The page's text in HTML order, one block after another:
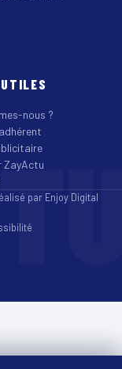
nous ?
ZayActu
par Enjoy Digital